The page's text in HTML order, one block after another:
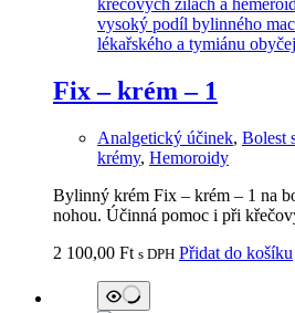
Fix – krém – 1
Analgetický účinek, Bolest
krémy, Hemoroidy
Bylinný krém Fix – krém – 1 na
nohou. Účinná pomoc i při
2 100,00 Ft s DPH Přidat do košíku